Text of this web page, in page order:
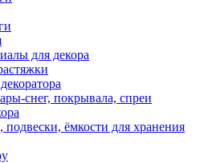
для декора
снег, покрывала, спреи
ёмкости для хранения